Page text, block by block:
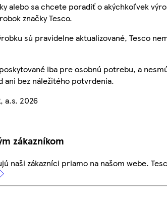
alebo sa chcete poradiť o akýchkoľvek
značky Tesco.
sú pravidelne aktualizované, Tesco
iba pre osobnú potrebu, a
ani bez náležitého potvrdenia.
a.s. 2026
zákazníkom
naši zákazníci priamo na našom webe.